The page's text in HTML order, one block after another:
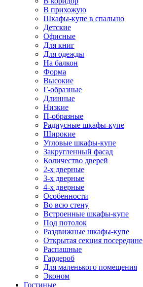
В прихожую
Шкафы-купе в спальню
Детские
Офисные
Для книг
Для одежды
На балкон
Форма
Высокие
Г-образные
Длинные
Низкие
П-образные
Радиусные шкафы-купе
Широкие
Угловые шкафы-купе
Закругленный фасад
Количество дверей
2-х дверные
3-х дверные
4-х дверные
Особенности
Во всю стену
Встроенные шкафы-купе
Под потолок
Раздвижные шкафы-купе
Открытая секция посередине
Распашные
Гардероб
Для маленького помещения
Эконом
Гостиные